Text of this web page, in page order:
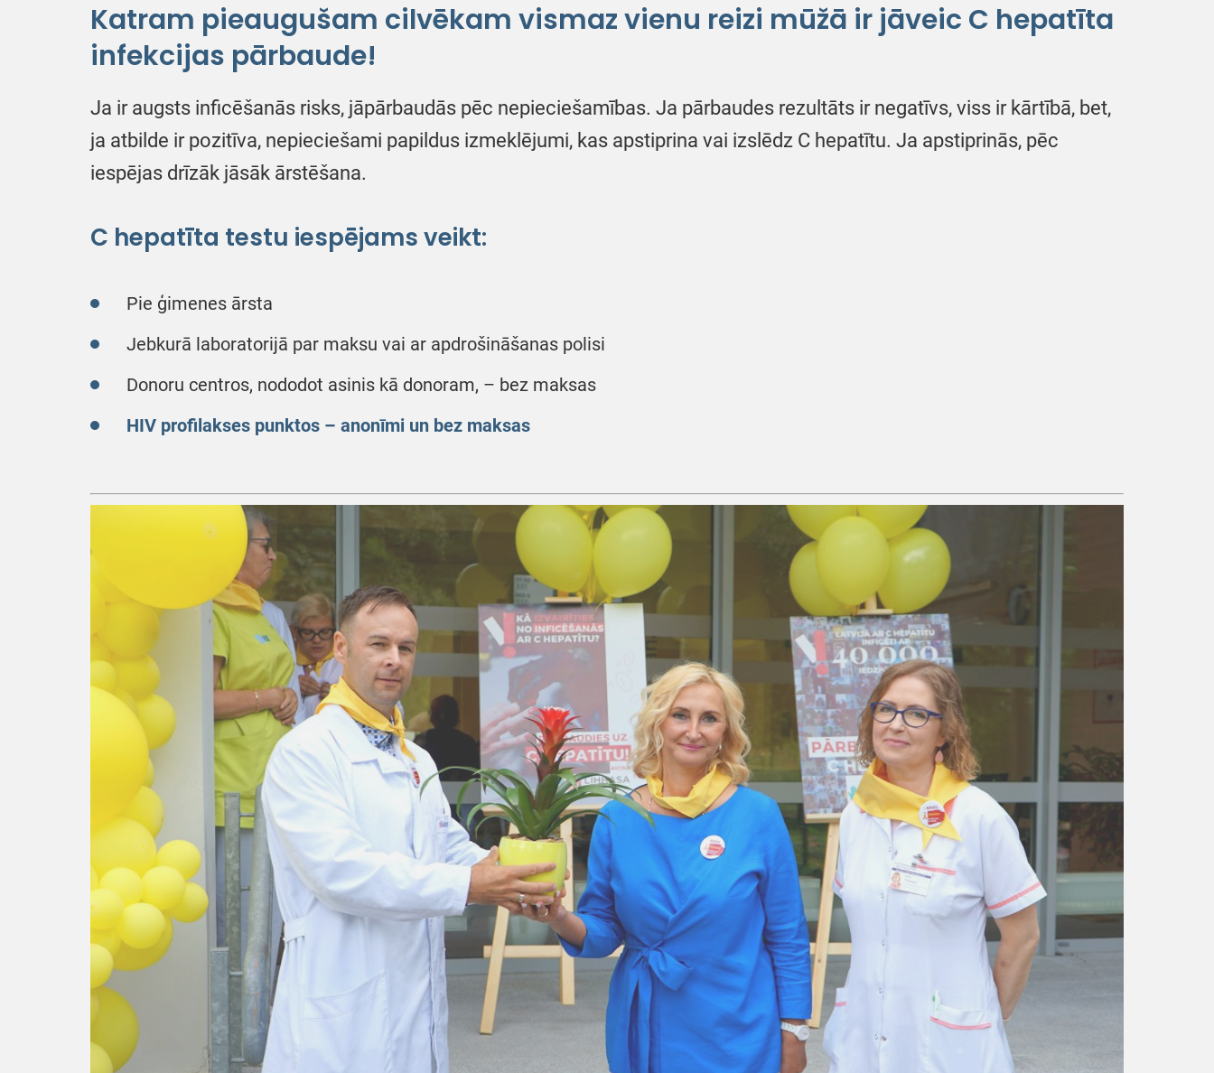
Katram pieaugušam cilvēkam vismaz vienu reizi mūžā ir jāveic C hepatīta
infekcijas pārbaude!
Ja ir augsts inficēšanās risks, jāpārbaudās pēc nepieciešamības. Ja pārbaudes rezultāts ir negatīvs, viss ir kārtībā, bet,
ja atbilde ir pozitīva,​ nepieciešami papildus izmeklējumi, kas apstiprina vai izslēdz C hepatītu. Ja apstiprinās, pēc
iespējas drīzāk jāsāk ārstēšana.
C hepatīta testu iespējams veikt:
Pie ģimenes ārsta
Jebkurā laboratorijā par maksu vai ar apdrošināšanas polisi
Donoru centros, nododot asinis kā donoram, – bez maksas
HIV profilakses punktos – anonīmi un bez maksas